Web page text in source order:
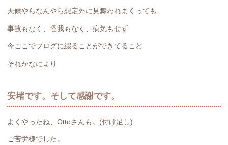
天候やらなんやら想定外に見舞われまくっても
事故もなく、怪我もなく、病気もせず
今ここでブログに綴ることができてること
それがなにより
安堵です。そして感謝です。
よくやったね、Ottoさんも。(付け足し)
ご苦労様でした。